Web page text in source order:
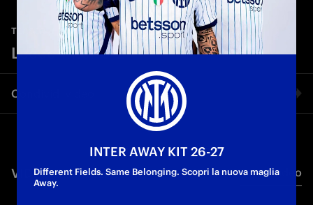
TEASER 21 feb 2026
Lecce-Inter 0-2
Condividi video
Twitter
VIDEO CORRELATI Tutti i video
INTER AWAY KIT 26-27
Different Fields. Same Belonging. Scopri la nuova maglia
Away.